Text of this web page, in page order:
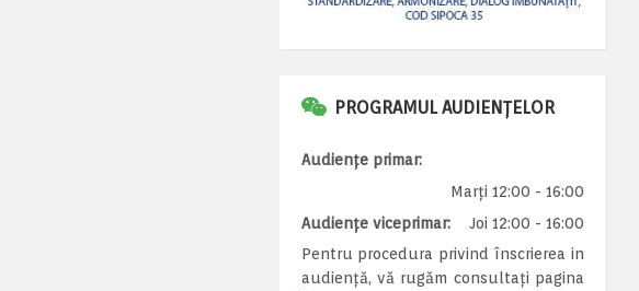
PROGRAMUL AUDIENȚELOR
Audiențe primar:
Marți 12:00 - 16:00
Audiențe viceprimar:
Joi 12:00 - 16:00
Pentru procedura privind înscrierea in
audiență, vă rugăm consultați pagina